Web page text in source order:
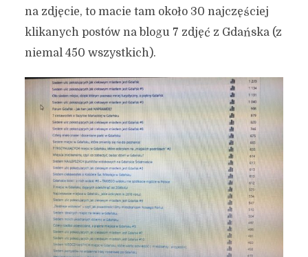
na zdjęcie, to macie tam około 30 najczęściej
klikanych postów na blogu 7 zdjęć z Gdańska (z
niemal 450 wszystkich).